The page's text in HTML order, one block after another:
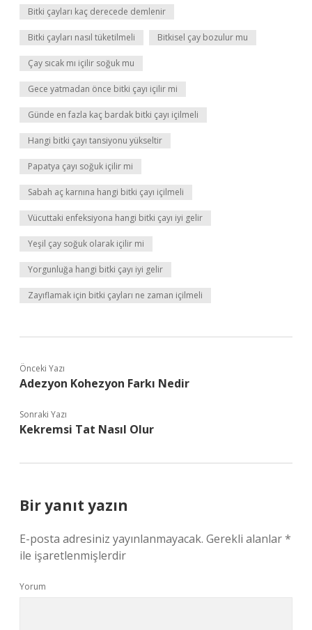
Bitki çayları kaç derecede demlenir
Bitki çayları nasıl tüketilmeli Bitkisel çay bozulur mu
Çay sıcak mı içilir soğuk mu
Gece yatmadan önce bitki çayı içilir mi
Günde en fazla kaç bardak bitki çayı içilmeli
Hangi bitki çayı tansiyonu yükseltir
Papatya çayı soğuk içilir mi
Sabah aç karnına hangi bitki çayı içilmeli
Vücuttaki enfeksiyona hangi bitki çayı iyi gelir
Yeşil çay soğuk olarak içilir mi
Yorgunluğa hangi bitki çayı iyi gelir
Zayıflamak için bitki çayları ne zaman içilmeli
Önceki Yazı
Adezyon Kohezyon Farkı Nedir
Sonraki Yazı
Kekremsi Tat Nasıl Olur
Bir yanıt yazın
E-posta adresiniz yayınlanmayacak. Gerekli alanlar*
ile işaretlenmişlerdir
Yorum